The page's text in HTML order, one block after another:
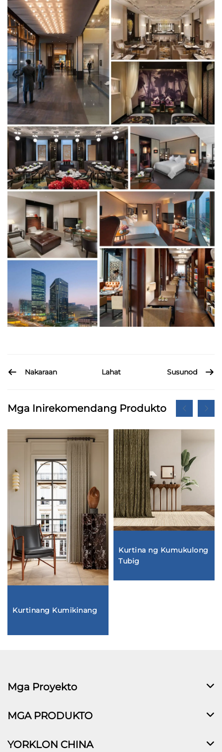
Nakaraan Lahat Susunod
Mga Inirekomendang Produkto
Kurtinang Kumikinang
Kurtina ng Kumukulong
Tubig
Mga Proyekto
MGA PRODUKTO
YORKLON CHINA